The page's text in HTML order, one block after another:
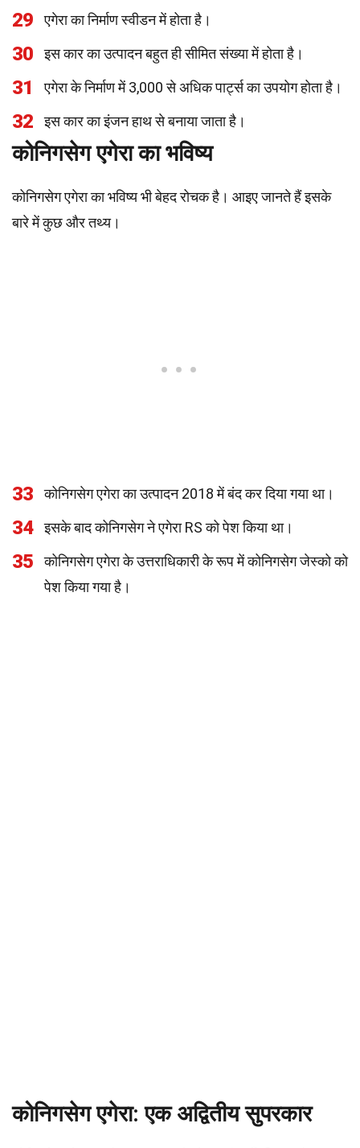
29 एगेरा का निर्माण स्वीडन में होता है।
30 इस कार का उत्पादन बहुत ही सीमित संख्या में होता है।
31 एगेरा के निर्माण में 3,000 से अधिक पार्ट्स का उपयोग होता है।
32 इस कार का इंजन हाथ से बनाया जाता है।
कोनिगसेग एगेरा का भविष्य
कोनिगसेग एगेरा का भविष्य भी बेहद रोचक है। आइए जानते हैं इसके
बारे में कुछ और तथ्य।
33 कोनिगसेग एगेरा का उत्पादन 2018 में बंद कर दिया गया था।
34 इसके बाद कोनिगसेग ने एगेरा RS को पेश किया था।
35
कोनिगसेग एगेरा के उत्तराधिकारी के रूप में कोनिगसेग जेस्को को
पेश किया गया है।
कोनिगसेग एगेरा: एक अद्वितीय सुपरकार